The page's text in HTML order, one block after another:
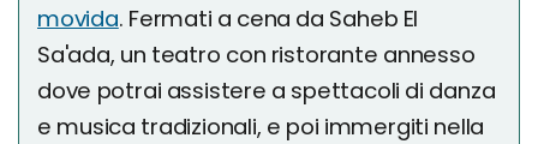
movida. Fermati a cena da Saheb El
Sa'ada, un teatro con ristorante annesso
dove potrai assistere a spettacoli di danza
e musica tradizionali, e poi immergiti nella